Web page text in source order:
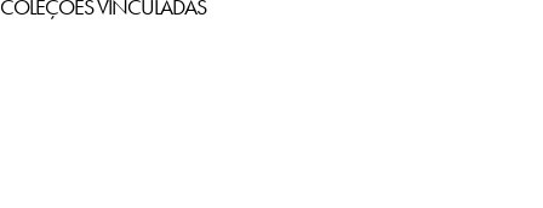
COLEÇÕES VINCULADAS